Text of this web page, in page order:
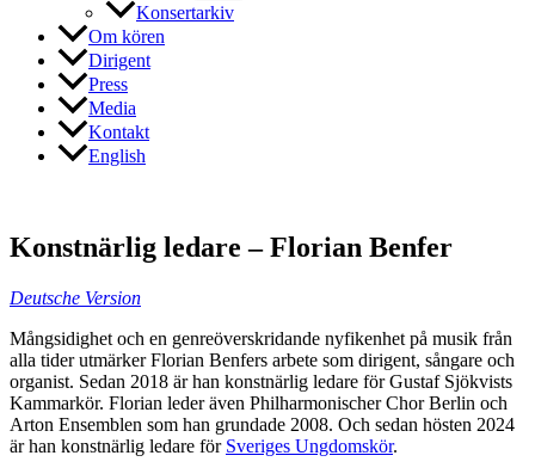
Konsertarkiv
Om kören
Dirigent
Press
Media
Kontakt
English
Konstnärlig ledare – Florian Benfer
Deutsche Version
Mångsidighet och en genreöverskridande nyfikenhet på musik från
alla tider utmärker Florian Benfers arbete som dirigent, sångare och
organist. Sedan 2018 är han konstnärlig ledare för Gustaf Sjökvists
Kammarkör. Florian leder även Philharmonischer Chor Berlin och
Arton Ensemblen som han grundade 2008. Och sedan hösten 2024
är han konstnärlig ledare för Sveriges Ungdomskör.